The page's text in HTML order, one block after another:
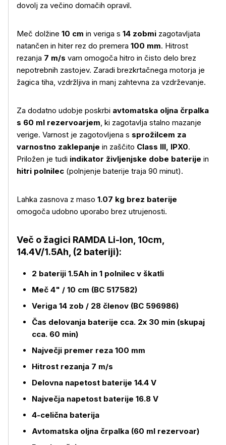
Več o izdelku
dovolj za večino domačih opravil.
Meč dolžine 10 cm in veriga s 14 zobmi zagotavljata
natančen in hiter rez do premera 100 mm. Hitrost
rezanja 7 m/s vam omogoča hitro in čisto delo brez
nepotrebnih zastojev. Zaradi brezkrtačnega motorja je
žagica tiha, vzdržljiva in manj zahtevna za vzdrževanje.
Za dodatno udobje poskrbi avtomatska oljna črpalka
s 60 ml rezervoarjem, ki zagotavlja stalno mazanje
verige. Varnost je zagotovljena s sprožilcem za
varnostno zaklepanje in zaščito Class III, IPX0.
Priložen je tudi indikator življenjske dobe baterije in
hitri polnilec (polnjenje baterije traja 90 minut).
Lahka zasnova z maso 1.07 kg brez baterije
omogoča udobno uporabo brez utrujenosti.
Več o žagici RAMDA Li-Ion, 10cm,
14.4V/1.5Ah, (2 bateriji):
2 bateriji 1.5Ah in 1 polnilec v škatli
Meč 4" / 10 cm (BC 517582)
Veriga 14 zob / 28 členov (BC 596986)
Čas delovanja baterije cca. 2x 30 min (skupaj
cca. 60 min)
Največji premer reza 100 mm
Hitrost rezanja 7 m/s
Delovna napetost baterije 14.4 V
Največja napetost baterije 16.8 V
4-celična baterija
Avtomatska oljna črpalka (60 ml rezervoar)